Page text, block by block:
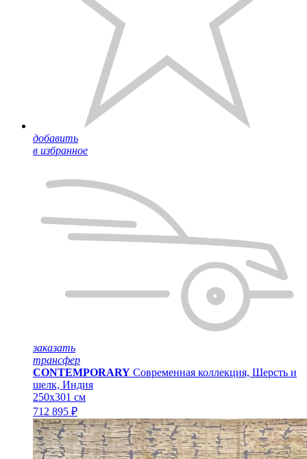
добавить
в избранное
заказать
трансфер
CONTEMPORARY Современная коллекция, Шерсть и
шелк, Индия
250x301 см
712 895 ₽